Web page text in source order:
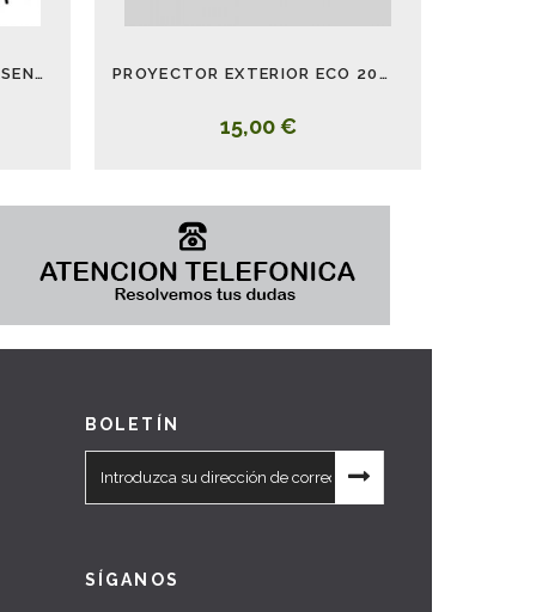
BOMBILLA LED SENSOR PRESENCIA Y CREPUS. 10W 6000K PROYECTOR EXTERIOR ECO 20W 3000-4000-5000K
15,00 €
BOLETÍN
SÍGANOS